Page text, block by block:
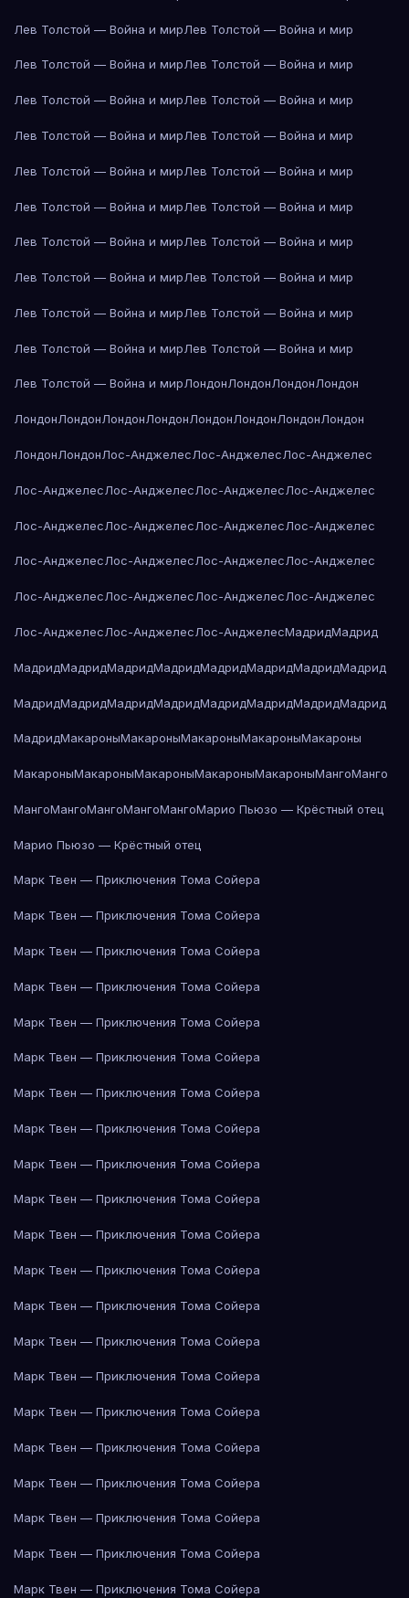
Лев Толстой — Война и мирЛев Толстой — Война и мир
Лев Толстой — Война и мирЛев Толстой — Война и мир
Лев Толстой — Война и мирЛев Толстой — Война и мир
Лев Толстой — Война и мирЛев Толстой — Война и мир
Лев Толстой — Война и мирЛев Толстой — Война и мир
Лев Толстой — Война и мирЛев Толстой — Война и мир
Лев Толстой — Война и мирЛев Толстой — Война и мир
Лев Толстой — Война и мирЛев Толстой — Война и мир
Лев Толстой — Война и мирЛев Толстой — Война и мир
Лев Толстой — Война и мирЛев Толстой — Война и мир
Лев Толстой — Война и мирЛондонЛондонЛондонЛондон
ЛондонЛондонЛондонЛондонЛондонЛондонЛондонЛондон
ЛондонЛондонЛос-АнджелесЛос-АнджелесЛос-Анджелес
Лос-АнджелесЛос-АнджелесЛос-АнджелесЛос-Анджелес
Лос-АнджелесЛос-АнджелесЛос-АнджелесЛос-Анджелес
Лос-АнджелесЛос-АнджелесЛос-АнджелесЛос-Анджелес
Лос-АнджелесЛос-АнджелесЛос-АнджелесЛос-Анджелес
Лос-АнджелесЛос-АнджелесЛос-АнджелесМадридМадрид
МадридМадридМадридМадридМадридМадридМадридМадрид
МадридМадридМадридМадридМадридМадридМадридМадрид
МадридМакароныМакароныМакароныМакароныМакароны
МакароныМакароныМакароныМакароныМакароныМангоМанго
МангоМангоМангоМангоМангоМарио Пьюзо — Крёстный отец
Марио Пьюзо — Крёстный отец
Марк Твен — Приключения Тома Сойера
Марк Твен — Приключения Тома Сойера
Марк Твен — Приключения Тома Сойера
Марк Твен — Приключения Тома Сойера
Марк Твен — Приключения Тома Сойера
Марк Твен — Приключения Тома Сойера
Марк Твен — Приключения Тома Сойера
Марк Твен — Приключения Тома Сойера
Марк Твен — Приключения Тома Сойера
Марк Твен — Приключения Тома Сойера
Марк Твен — Приключения Тома Сойера
Марк Твен — Приключения Тома Сойера
Марк Твен — Приключения Тома Сойера
Марк Твен — Приключения Тома Сойера
Марк Твен — Приключения Тома Сойера
Марк Твен — Приключения Тома Сойера
Марк Твен — Приключения Тома Сойера
Марк Твен — Приключения Тома Сойера
Марк Твен — Приключения Тома Сойера
Марк Твен — Приключения Тома Сойера
Марк Твен — Приключения Тома Сойера